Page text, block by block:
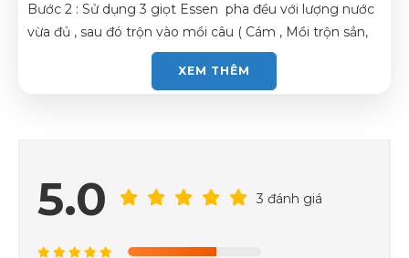
Bước 2 : Sử dụng 3 giọt Essen pha đều với lượng nước
vừa đủ , sau đó trộn vào mồi câu ( Cám , Mồi trộn sẳn,
Mồi tự làm, Mồi bột, Cốt ….)
XEM THÊM
5.0 3 đánh giá